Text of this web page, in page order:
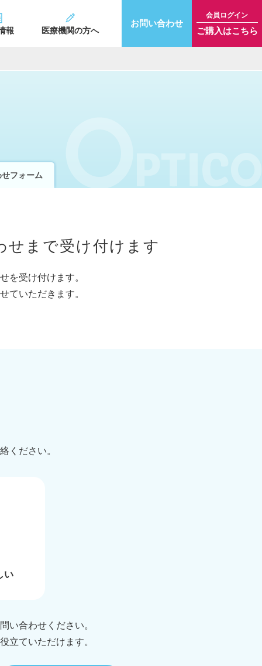
報 医療機関の方へ
お問い合わせ
会員ログイン
ご購入はこちら
フォーム
せまで受け付けます
を受け付けます。
ていただきます。
ください。
い
い合わせください。
立ていただけます。